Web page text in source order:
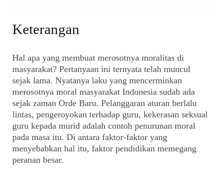
Keterangan
Hal apa yang membuat merosotnya moralitas di
masyarakat? Pertanyaan ini ternyata telah muncul
sejak lama. Nyatanya laku yang mencerminkan
merosotnya moral masyarakat Indonesia sudah ada
sejak zaman Orde Baru. Pelanggaran aturan berlalu
lintas, pengeroyokan terhadap guru, kekerasan seksual
guru kepada murid adalah contoh penurunan moral
pada masa itu. Di antara faktor-faktor yang
menyebabkan hal itu, faktor pendidikan memegang
peranan besar.